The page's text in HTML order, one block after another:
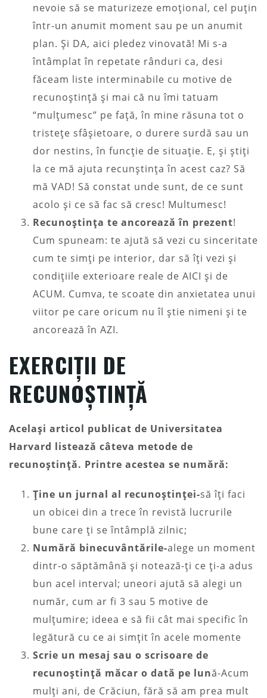
nevoie să se maturizeze emoțional, cel puțin
într-un anumit moment sau pe un anumit
plan. Și DA, aici pledez vinovată! Mi s-a
întâmplat în repetate rânduri ca, desi
făceam liste interminabile cu motive de
recunoștință și mai că nu îmi tatuam
“mulțumesc” pe față, în mine răsuna tot o
tristețe sfâșietoare, o durere surdă sau un
dor nestins, în funcție de situație. E, și știți
la ce mă ajuta recunștința în acest caz? Să
mă VAD! Să constat unde sunt, de ce sunt
acolo și ce să fac să cresc! Multumesc!
Recunoștința te ancorează în prezent!
Cum spuneam: te ajută să vezi cu sinceritate
cum te simți pe interior, dar să îți vezi și
condițiile exterioare reale de AICI și de
ACUM. Cumva, te scoate din anxietatea unui
viitor pe care oricum nu îl știe nimeni și te
ancorează în AZI.
EXERCIȚII DE
RECUNOȘTINȚĂ
Același articol publicat de Universitatea
Harvard listează câteva metode de
recunoștință. Printre acestea se numără:
Ține un jurnal al recunoștinței-să îți faci
un obicei din a trece în revistă lucrurile
bune care ți se întâmplă zilnic;
Numără binecuvântările-alege un moment
dintr-o săptămână și notează-ți ce ți-a adus
bun acel interval; uneori ajută să alegi un
număr, cum ar fi 3 sau 5 motive de
mulțumire; ideea e să fii cât mai specific în
legătură cu ce ai simțit în acele momente
Scrie un mesaj sau o scrisoare de
recunoștință măcar o dată pe lună-Acum
mulți ani, de Crăciun, fără să am prea mult